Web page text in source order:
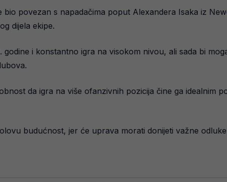
bio povezan s napadačima poput Alexandera Isaka iz
dijela ekipe.
godine i konstantno igra na visokom nivou, ali sada bi
da igra na više ofanzivnih pozicija čine ga idealnim
budućnost, jer će uprava morati donijeti važne